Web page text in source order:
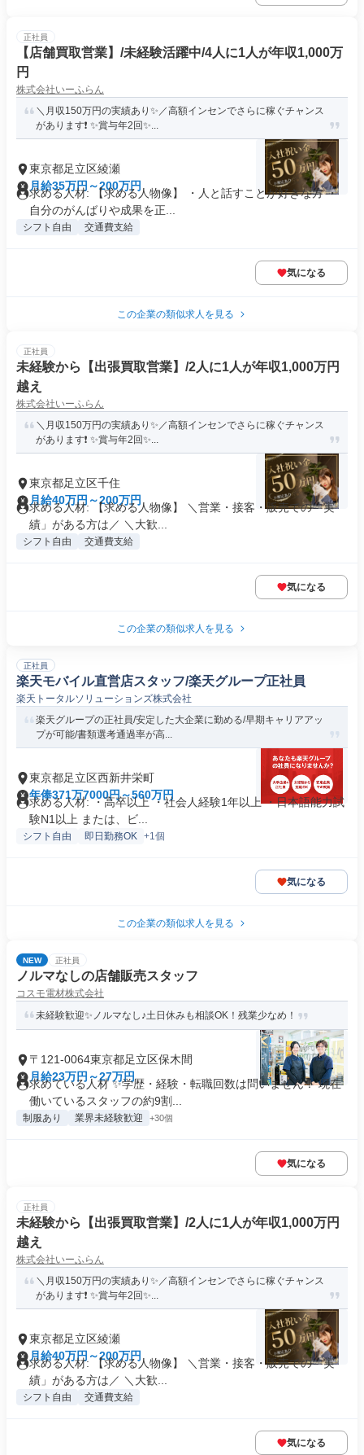
正社員
【店舗買取営業】/未経験活躍中/4人に1人が年収1,000万
円
株式会社いーふらん
＼月収150万円の実績あり✨／高額インセンでさらに稼ぐチャンス
があります❗ ✨賞与年2回✨...
東京都足立区綾瀬
月給35万円～200万円
求める人材: 【求める人物像】 ・人と話すことが好きな方 ・
自分のがんばりや成果を正...
シフト自由 交通費支給
気になる
この企業の類似求人を見る
正社員
未経験から【出張買取営業】/2人に1人が年収1,000万円
越え
株式会社いーふらん
＼月収150万円の実績あり✨／高額インセンでさらに稼ぐチャンス
があります❗ ✨賞与年2回✨...
東京都足立区千住
月給40万円～200万円
求める人材: 【求める人物像】 ＼営業・接客・販売での「実
績」がある方は／ ＼大歓...
シフト自由 交通費支給
気になる
この企業の類似求人を見る
正社員
楽天モバイル直営店スタッフ/楽天グループ正社員
楽天トータルソリューションズ株式会社
楽天グループの正社員/安定した大企業に勤める/早期キャリアアッ
プが可能/書類選考通過率が高...
東京都足立区西新井栄町
年俸371万7000円～560万円
求める人材: ・高卒以上 ・社会人経験1年以上 ・日本語能力試
験N1以上 または、ビ...
シフト自由 即日勤務OK +1個
気になる
この企業の類似求人を見る
NEW 正社員
ノルマなしの店舗販売スタッフ
コスモ電材株式会社
未経験歓迎✨ノルマなし♪土日休みも相談OK！残業少なめ！
〒121-0064東京都足立区保木間
月給23万円～27万円
求めている人材 ✨学歴・経験・転職回数は問いません！ 現在
働いているスタッフの約9割...
制服あり 業界未経験歓迎 +30個
気になる
正社員
未経験から【出張買取営業】/2人に1人が年収1,000万円
越え
株式会社いーふらん
＼月収150万円の実績あり✨／高額インセンでさらに稼ぐチャンス
があります❗ ✨賞与年2回✨...
東京都足立区綾瀬
月給40万円～200万円
求める人材: 【求める人物像】 ＼営業・接客・販売での「実
績」がある方は／ ＼大歓...
シフト自由 交通費支給
気になる